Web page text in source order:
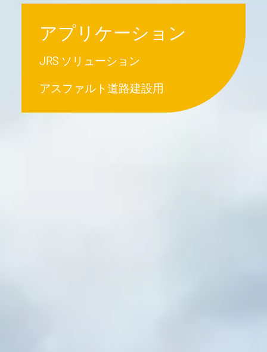
アプリケーション
JRS ソリューション
アスファルト道路建設用